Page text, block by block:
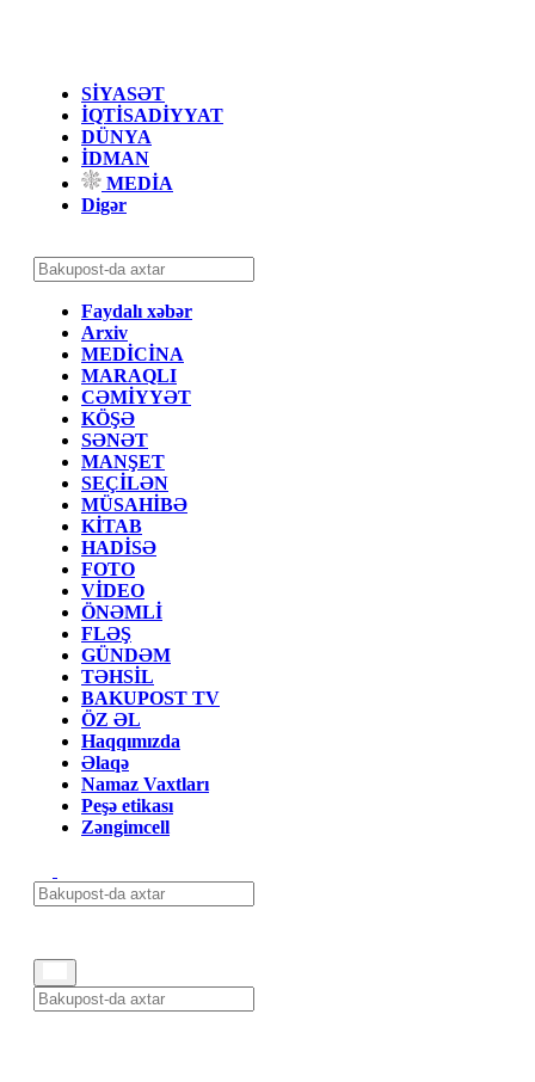
SİYASƏT
İQTİSADİYYAT
DÜNYA
İDMAN
MEDİA
Digər
Faydalı xəbər
Arxiv
MEDİCİNA
MARAQLI
CƏMİYYƏT
KÖŞƏ
SƏNƏT
MANŞET
SEÇİLƏN
MÜSAHİBƏ
KİTAB
HADİSƏ
FOTO
VİDEO
ÖNƏMLİ
FLƏŞ
GÜNDƏM
TƏHSİL
BAKUPOST TV
ÖZ ƏL
Haqqımızda
Əlaqə
Namaz Vaxtları
Peşə etikası
Zəngimcell